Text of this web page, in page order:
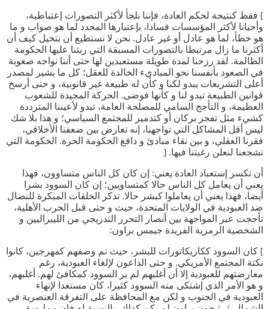
] فقط كنتيجة لحكم العادة، فإننا نلجأ لأكثر التصورات إعتباطية،
وأحيانا لأكثر المؤسسات فسادا، بإعتبارها المحدد لما هو صواب و ما
هو خطأ، لما هو عادل أو غير عادل. نحن لا نستطيع أن نتخيل كيف أن
أكثرنا ما زال مرتبطا بالتصورات المسبقة التي ربتنا عليها الحكومة
الظالمة. لقد رزحنا لمدة طويلة مستعبدين لها حتى أننا نواجه صعوبة
في الصعود بأنفسنا نحو المباديء الخالدة للعقل؛ كل ما يشير لمصدر
أعلى التشريعات يبدو لكنا و كأن له طبيعة غير قانونية، و حتى أرسخ
قوانين الطبيعة تبدو لنا و كأنها فوضى. الحركة المجيدة للشعوب
العظيمة، و التأجج السامي للمصلحة العامة، تبدو لأعيننا المترددة
كشيء مثل تفجر بركان أو كتدمير للمجتمع السياسي؛ و هذا بلا شك
ليس أقل المشاكل التي تواجهنا، إنه تعارض بين ضعفنا الأخلاقي،
فقرنا العقلي، و بين نقاء مبادئ و دافع الحكومة الحرة. الحكومة التي
تشجعنا لنعلن رغبتنا فيها. [
أن تكسر إستعباد العادة يعني: إن كان كل الناس متساوون، فهذا
يعني أن يعامل كل الناس حالا كمتساويين؛ إن كان السوود بشرا
أيضا، فهذا يعني أن يعاملوا كبشر حالا. تذكر الحلقات المبكرة للنضال
ضد العبودية في الولايات المتحدة، حيث و حتى قبل الحرب الأهلية،
تأججت عبر المواجهة بين أنصار التحرر التدريجي من الليبراليين و
الشخصية الرمزية الفريدة جيمس براون:
] كان السوود ككاريكاتورات للبشر، حيث تم وصفهم كمهرجين، كانوا
نكتة المجتمع الأمريكي. و حتى الداعون لإلغاء العبودية، رغم
معارضتهم للعبودية إلا أن أغلبهم لم ير السوود كمكافئ لهم. أغلبهم،
و هو الأمر الذي إشتكى منه السوود كثيرا، كان مستعدا لإنهاء
العبودية في الجنوب و لكن مع المحافظة على التفرقة العنصرية في